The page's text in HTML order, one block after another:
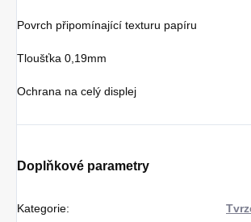
Povrch připomínající texturu papíru
Tloušťka 0,19mm
Ochrana na celý displej
Doplňkové parametry
Kategorie: